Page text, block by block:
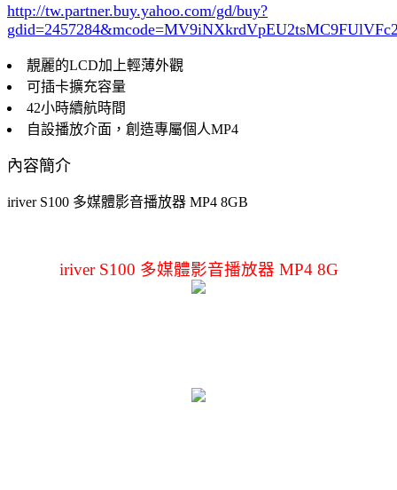
http://tw.partner.buy.yahoo.com/gd/buy?
gdid=2457284
靚麗的LCD加上輕薄外觀
可插卡擴充容量
42小時續航時間
自設播放介面，創造專屬個人MP4
內容簡介
iriver S100 多媒體影音播放器 MP4 8GB
iriver S100 多媒體影音播放器 MP4 8G